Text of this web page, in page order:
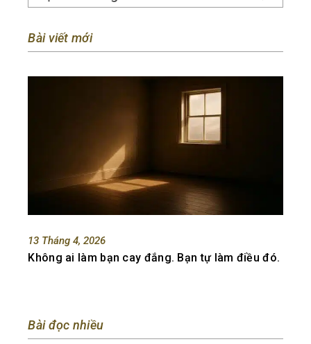
Bài viết mới
13 Tháng 4, 2026
Không ai làm bạn cay đắng. Bạn tự làm điều đó.
Bài đọc nhiều